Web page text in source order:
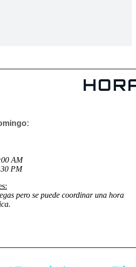
AM
PM
pero se puede coordinar una hora